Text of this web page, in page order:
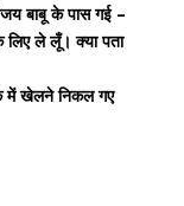
बाबू के पास गई –
लिए ले लूँ। क्या पता
में खेलने निकल गए